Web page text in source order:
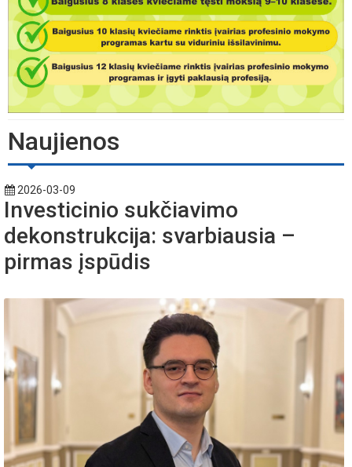
Naujienos
2026-03-09
Investicinio sukčiavimo
dekonstrukcija: svarbiausia –
pirmas įspūdis